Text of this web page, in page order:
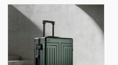
aluminium, valise trolley
rotative de 28 pouces,
valise de voyage anti-
chute avec serrure TSA
et poignée en cuir